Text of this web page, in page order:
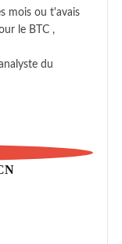
mois ou t'avais
le BTC ,
du